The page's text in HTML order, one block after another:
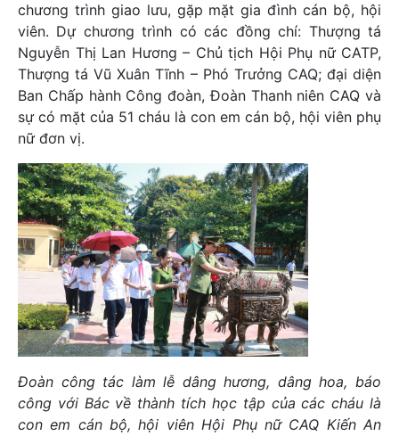
chương trình giao lưu, gặp mặt gia đình cán bộ, hội
viên. Dự chương trình có các đồng chí: Thượng tá
Nguyễn Thị Lan Hương – Chủ tịch Hội Phụ nữ CATP,
Thượng tá Vũ Xuân Tĩnh – Phó Trưởng CAQ; đại diện
Ban Chấp hành Công đoàn, Đoàn Thanh niên CAQ và
sự có mặt của 51 cháu là con em cán bộ, hội viên phụ
nữ đơn vị.
Đoàn công tác làm lễ dâng hương, dâng hoa, báo
công với Bác về thành tích học tập của các cháu là
con em cán bộ, hội viên Hội Phụ nữ CAQ Kiến An